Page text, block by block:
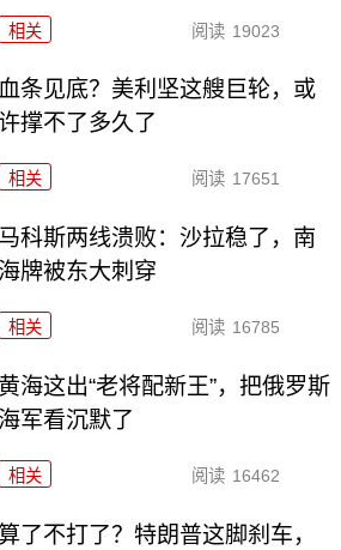
相关 阅读 19023
条见底？美利坚这艘巨轮，或
撑不了多久了
相关 阅读 17651
马科斯两线溃败：沙拉稳了，南
海牌被东大刺穿
相关 阅读 16785
黄海这出“老将配新王”，把俄罗斯
海军看沉默了
相关 阅读 16462
了不打了？特朗普这脚刹车，